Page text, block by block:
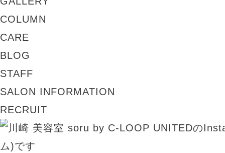
COLUMN
CARE
BLOG
STAFF
SALON INFORMATION
RECRUIT